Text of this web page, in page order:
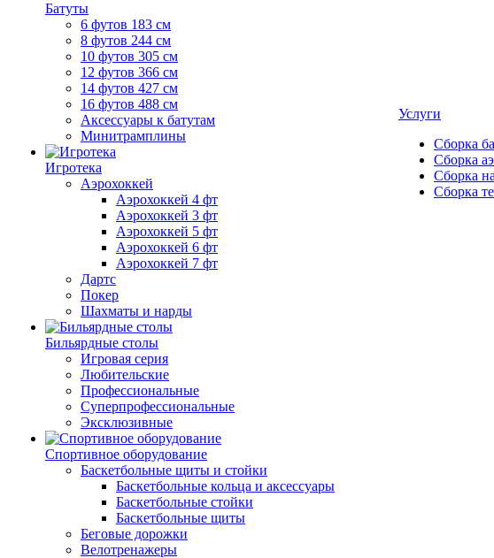
Батуты
6 футов 183 см
8 футов 244 см
10 футов 305 см
12 футов 366 см
14 футов 427 см
16 футов 488 см
Аксессуары к батутам
Минитрамплины
Игротека
Аэрохоккей
Аэрохоккей 4 фт
Аэрохоккей 3 фт
Аэрохоккей 5 фт
Аэрохоккей 6 фт
Аэрохоккей 7 фт
Дартс
Покер
Шахматы и нарды
Бильярдные столы
Игровая серия
Любительские
Профессиональные
Суперпрофессиональные
Эксклюзивные
Спортивное оборудование
Баскетбольные щиты и стойки
Баскетбольные кольца и аксессуары
Баскетбольные стойки
Баскетбольные щиты
Беговые дорожки
Велотренажеры
Услуги
Сборка
Сборка
Сборка
Сборка